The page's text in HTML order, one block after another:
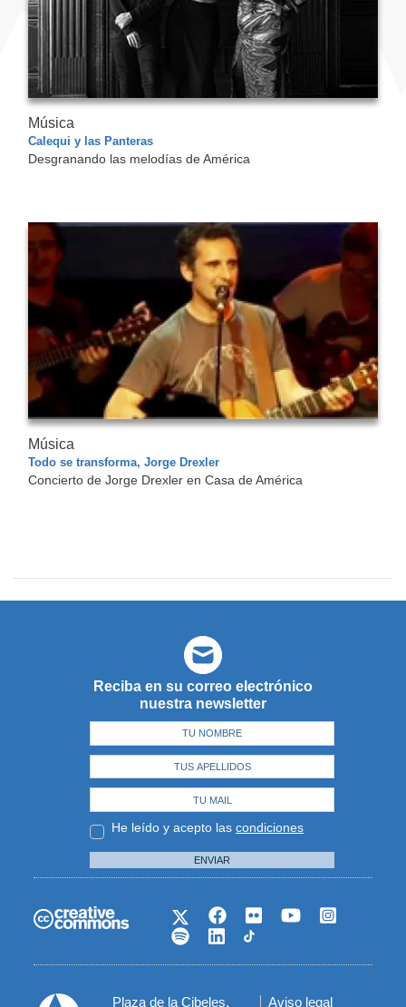
Música
Calequi y las Panteras
Desgranando las melodías de América
Música
Todo se transforma, Jorge Drexler
Concierto de Jorge Drexler en Casa de América
Reciba en su correo electrónico
nuestra newsletter
He leído y acepto las condiciones
ENVIAR
Plaza de la Cibeles,
Aviso legal